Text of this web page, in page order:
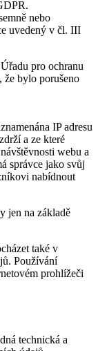
nebo
uvedený v čl. III
pro ochranu
že bylo porušeno
IP adresu
a ze které
webu a
správce jako svůj
nabídnout
jen na základě
také v
Používání
prohlížeči
technická a